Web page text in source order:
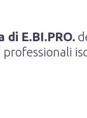
E.BI.PRO.
professionali